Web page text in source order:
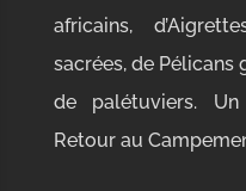
africains,
sacrées, de Pélicans
de palétuviers.
Retour au